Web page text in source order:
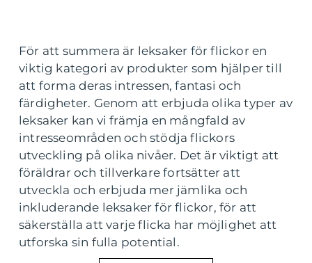
För att summera är leksaker för flickor en
viktig kategori av produkter som hjälper till
att forma deras intressen, fantasi och
färdigheter. Genom att erbjuda olika typer av
leksaker kan vi främja en mångfald av
intresseområden och stödja flickors
utveckling på olika nivåer. Det är viktigt att
föräldrar och tillverkare fortsätter att
utveckla och erbjuda mer jämlika och
inkluderande leksaker för flickor, för att
säkerställa att varje flicka har möjlighet att
utforska sin fulla potential.